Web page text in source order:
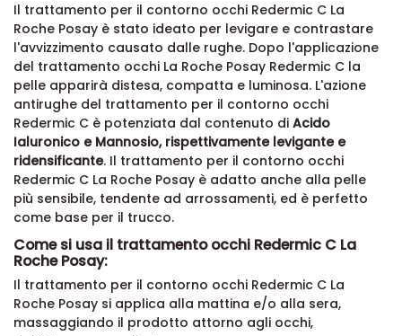
Il trattamento per il contorno occhi Redermic C La
Roche Posay è stato ideato per levigare e contrastare
l'avvizzimento causato dalle rughe. Dopo l'applicazione
del trattamento occhi La Roche Posay Redermic C la
pelle apparirà distesa, compatta e luminosa. L'azione
antirughe del trattamento per il contorno occhi
Redermic C è potenziata dal contenuto di Acido
Ialuronico e Mannosio, rispettivamente levigante e
ridensificante. Il trattamento per il contorno occhi
Redermic C La Roche Posay è adatto anche alla pelle
più sensibile, tendente ad arrossamenti, ed è perfetto
come base per il trucco.
Come si usa il trattamento occhi Redermic C La
Roche Posay:
Il trattamento per il contorno occhi Redermic C La
Roche Posay si applica alla mattina e/o alla sera,
massaggiando il prodotto attorno agli occhi,